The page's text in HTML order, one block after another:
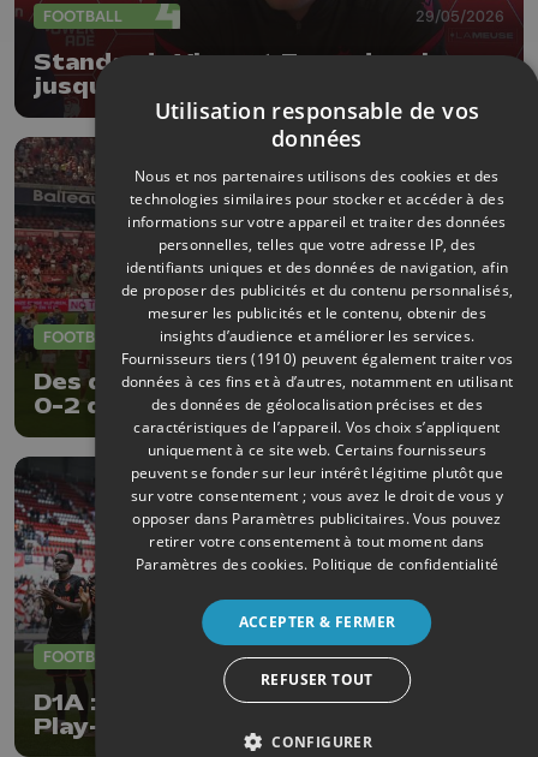
FOOTBALL 29/05/2026
Standard : Vincent Euvard prolonge
jusqu'en juin 2028
FOOTBALL 24/05/2026
Des débordements après la défaite
0-2 du Standard face à Charleroi
FOOTBALL
D1A : le Standard en tête des Europe
Play-offs
Utilisation responsable de vos
données
Nous et nos partenaires utilisons des cookies et des
technologies similaires pour stocker et accéder à des
informations sur votre appareil et traiter des données
personnelles, telles que votre adresse IP, des
identifiants uniques et des données de navigation, afin
de proposer des publicités et du contenu personnalisés,
mesurer les publicités et le contenu, obtenir des
insights d’audience et améliorer les services.
Fournisseurs tiers (1910) peuvent également traiter vos
données à ces fins et à d’autres, notamment en utilisant
des données de géolocalisation précises et des
caractéristiques de l’appareil. Vos choix s’appliquent
uniquement à ce site web. Certains fournisseurs
peuvent se fonder sur leur intérêt légitime plutôt que
sur votre consentement ; vous avez le droit de vous y
opposer dans Paramètres publicitaires. Vous pouvez
retirer votre consentement à tout moment dans
Paramètres des cookies. Politique de confidentialité
ACCEPTER & FERMER
REFUSER TOUT
CONFIGURER